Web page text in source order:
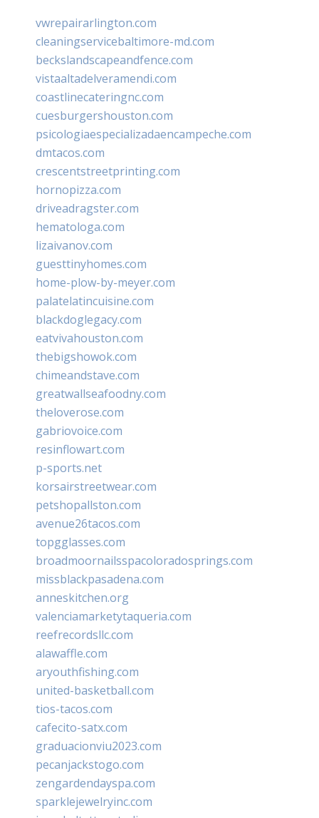
vwrepairarlington.com
cleaningservicebaltimore-md.com
beckslandscapeandfence.com
vistaaltadelveramendi.com
coastlinecateringnc.com
cuesburgershouston.com
psicologiaespecializadaencampeche.com
dmtacos.com
crescentstreetprinting.com
hornopizza.com
driveadragster.com
hematologa.com
lizaivanov.com
guesttinyhomes.com
home-plow-by-meyer.com
palatelatincuisine.com
blackdoglegacy.com
eatvivahouston.com
thebigshowok.com
chimeandstave.com
greatwallseafoodny.com
theloverose.com
gabriovoice.com
resinflowart.com
p-sports.net
korsairstreetwear.com
petshopallston.com
avenue26tacos.com
topgglasses.com
broadmoornailsspacoloradosprings.com
missblackpasadena.com
anneskitchen.org
valenciamarketytaqueria.com
reefrecordsllc.com
alawaffle.com
aryouthfishing.com
united-basketball.com
tios-tacos.com
cafecito-satx.com
graduacionviu2023.com
pecanjackstogo.com
zengardendayspa.com
sparklejewelryinc.com